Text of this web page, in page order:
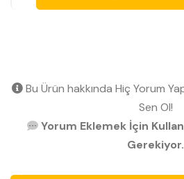
Bu Ürün hakkında Hiç Yorum
Sen Ol!
Yorum Eklemek İçin
Gerekiyor.